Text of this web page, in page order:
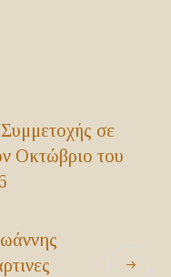
σε
Οκτώβριο του